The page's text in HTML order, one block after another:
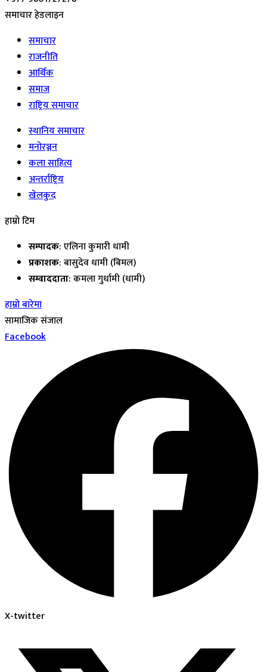
समाचार हेडलाइन
समाचार
राजनीति
आर्थिक
समाज
राष्ट्रिय समाचार
स्थानिय समाचार
मनोरञ्जन
कला साहित्य
अन्तर्राष्ट्रिय
खेलकुद
हाम्रो टिम
सम्पादक: एलिना कुमारी धामी
प्रकाशक: बासुदेव धामी (बिमल)
सम्वाददाता: कमला गुर्धामी (धामी)
हाम्रो बारेमा
सामाजिक संजाल
Facebook
X-twitter